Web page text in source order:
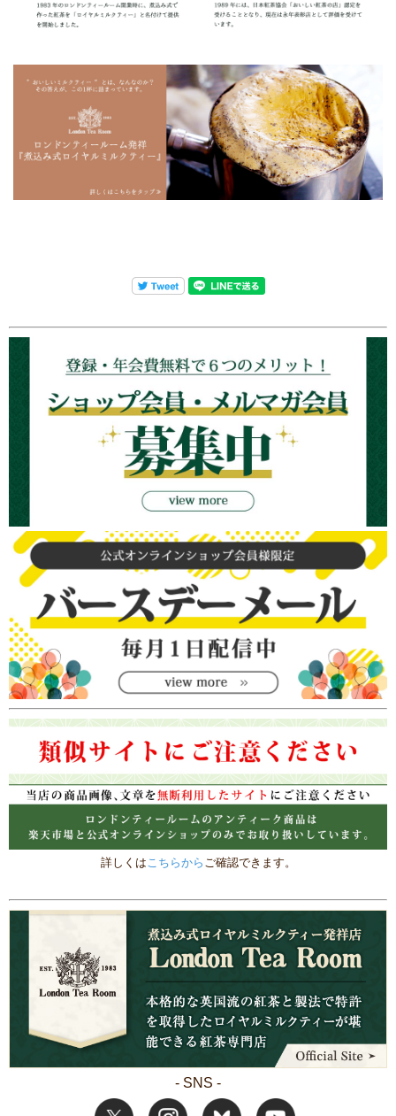
詳しくはこちらから ご確認できます。
- SNS -